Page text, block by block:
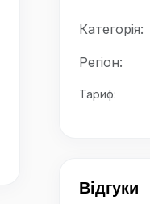
Категорія:
Регіон:
Тариф:
Відгуки